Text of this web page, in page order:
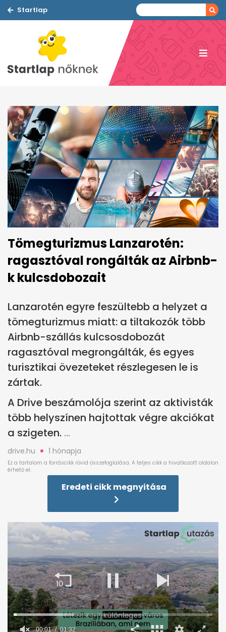
Startlap
Tömegturizmus Lanzarotén:
ragasztóval rongálták az Airbnb-
k kulcsdobozait
Lanzarotén egyre feszültebb a helyzet a
tömegturizmus miatt: a tiltakozók több
Airbnb-szállás kulcsosdobozát
ragasztóval megrongálták, és egyes
turisztikai övezeteket részlegesen le is
zártak.
A Drive beszámolója szerint az aktivisták
több helyszínen hajtottak végre akciókat
a szigeten.
drive.hu 1 hónapja
Eredeti cikk megnyitása